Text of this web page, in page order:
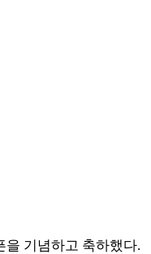
을 기념하고 축하했다.